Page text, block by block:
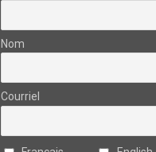
Nom
Courriel